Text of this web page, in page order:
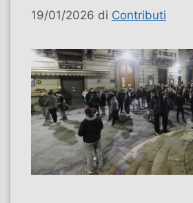
19/01/2026 di Contributi